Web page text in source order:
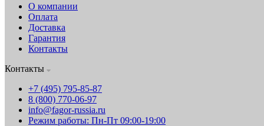
О компании
Оплата
Доставка
Гарантия
Контакты
Контакты
+7 (495) 795-85-87
8 (800) 770-06-97
info@fagor-russia.ru
Режим работы: Пн-Пт 09:00-19:00